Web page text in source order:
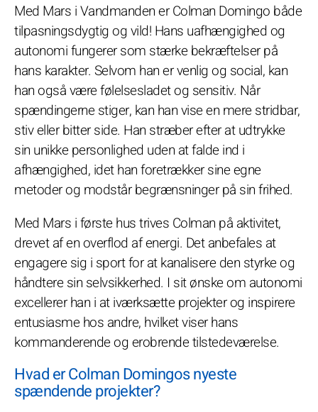
Med Mars i Vandmanden er Colman Domingo både
tilpasningsdygtig og vild! Hans uafhængighed og
autonomi fungerer som stærke bekræftelser på
hans karakter. Selvom han er venlig og social, kan
han også være følelsesladet og sensitiv. Når
spændingerne stiger, kan han vise en mere stridbar,
stiv eller bitter side. Han stræber efter at udtrykke
sin unikke personlighed uden at falde ind i
afhængighed, idet han foretrækker sine egne
metoder og modstår begrænsninger på sin frihed.
Med Mars i første hus trives Colman på aktivitet,
drevet af en overflod af energi. Det anbefales at
engagere sig i sport for at kanalisere den styrke og
håndtere sin selvsikkerhed. I sit ønske om autonomi
excellerer han i at iværksætte projekter og inspirere
entusiasme hos andre, hvilket viser hans
kommanderende og erobrende tilstedeværelse.
Hvad er Colman Domingos nyeste
spændende projekter?